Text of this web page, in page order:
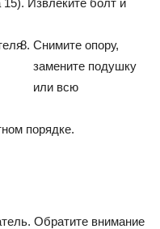
Снимите опору,
замените подушку
или всю
порядке.
Обратите внимание